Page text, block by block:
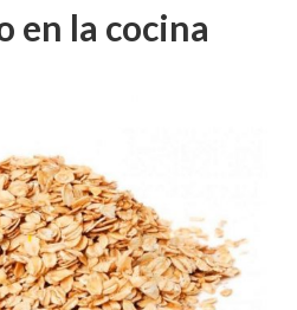
en la cocina